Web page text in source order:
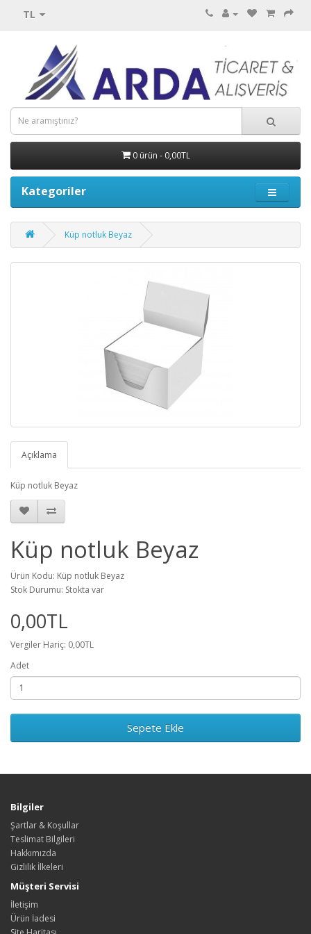
TL
0 ürün - 0,00TL
Kategoriler
Küp notluk Beyaz
Açıklama
Küp notluk Beyaz
Küp notluk Beyaz
Ürün Kodu: Küp notluk Beyaz
Stok Durumu: Stokta var
0,00TL
Vergiler Hariç: 0,00TL
Adet
Sepete Ekle
Bilgiler
Şartlar & Koşullar
Teslimat Bilgileri
Hakkımızda
Gizlilik İlkeleri
Müşteri Servisi
İletişim
Ürün İadesi